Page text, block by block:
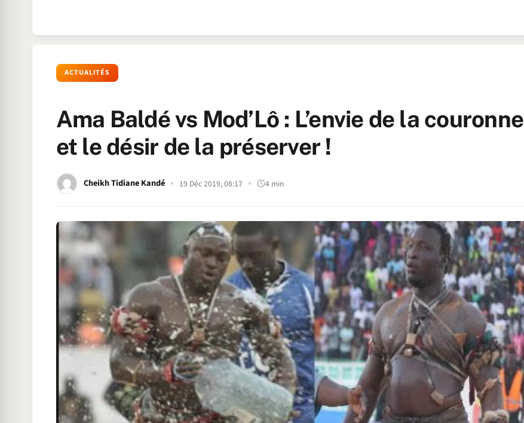
ACTUALITÉS
Ama Baldé vs Mod’Lô : L’envie de la couronne
et le désir de la préserver !
Cheikh Tidiane Kandé 19 Déc 2019, 08:17 4 min